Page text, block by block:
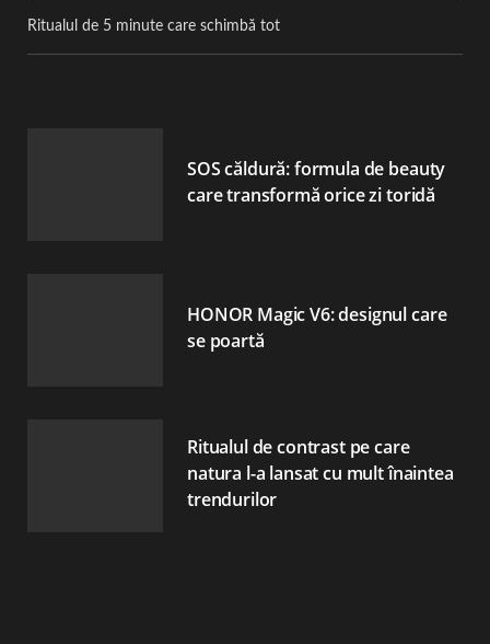
Ritualul de 5 minute care schimbă tot
SOS căldură: formula de beauty
care transformă orice zi toridă
HONOR Magic V6: designul care
se poartă
Ritualul de contrast pe care
natura l-a lansat cu mult înaintea
trendurilor